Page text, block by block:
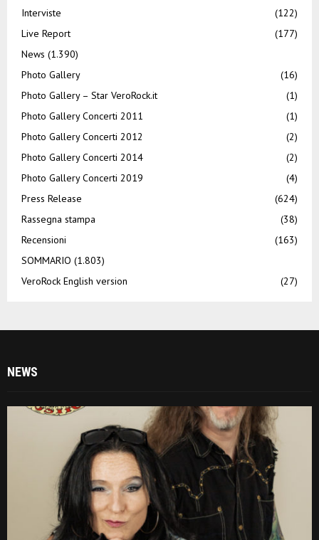
Interviste
(122)
Live Report
(177)
News (1.390)
Photo Gallery
(16)
Photo Gallery – Star VeroRock.it
(1)
Photo Gallery Concerti 2011
(1)
Photo Gallery Concerti 2012
(2)
Photo Gallery Concerti 2014
(2)
Photo Gallery Concerti 2019
(4)
Press Release
(624)
Rassegna stampa
(38)
Recensioni
(163)
SOMMARIO (1.803)
VeroRock English version
(27)
NEWS